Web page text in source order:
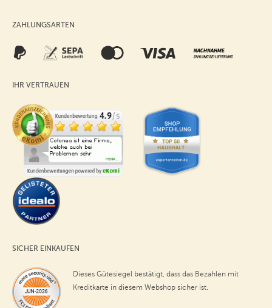
ZAHLUNGSARTEN
IHR VERTRAUEN
SICHER EINKAUFEN
Dieses Gütesiegel bestätigt, dass das Bezahlen mit
Kreditkarte in diesem Webshop sicher ist.